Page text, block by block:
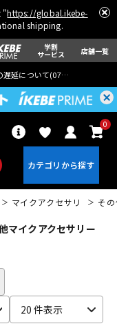
"https://global.ikebe-
shipping.
学割
サービス 店舗一覧
遅延について(07月29日
0
マイクアクセサリ そ
マイクアクセサリー
20 件表示